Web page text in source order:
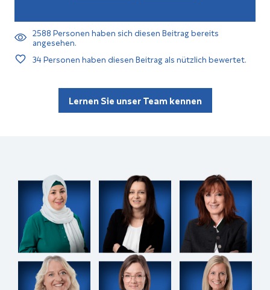
2588Personen haben sich diesen Beitrag bereits
angesehen.
34Personen haben diesen Beitrag als nützlich bewertet.
Lernen Sie unser Team kennen